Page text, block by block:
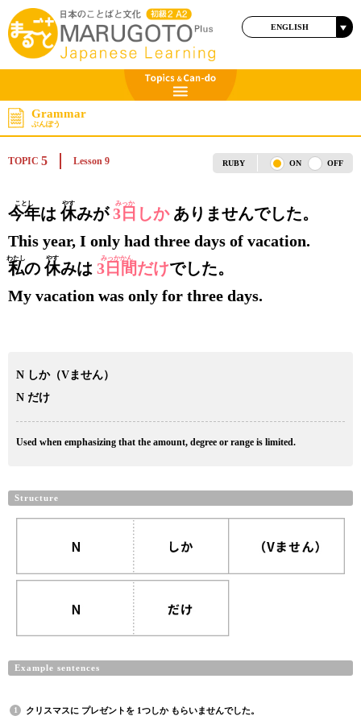
ENGLISH
Grammar
ぶんぽう
TOPIC 5 Lesson 9 RUBY ON OFF
今年
ことし
は休
やす
みが3日
みっか
しかありませんでした。
This year, I only had three days of vacation.
私
わたし
の休
やす
みは 3日間
みっかかん
だけでした。
My vacation was only for three days.
N しか（Vません）
N だけ
Used when emphasizing that the amount, degree or range is limited.
Structure
Example sentences
クリスマスに プレゼントを 1つしか もらいませんでした。